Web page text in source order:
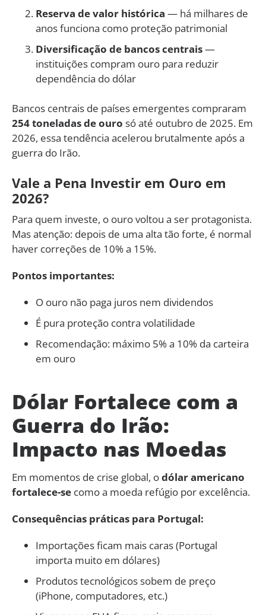
Reserva de valor histórica — há milhares de
anos funciona como proteção patrimonial
Diversificação de bancos centrais—
instituições compram ouro para reduzir
dependência do dólar
Bancos centrais de países emergentes compraram
254 toneladas de ouro só até outubro de 2025. Em
2026, essa tendência acelerou brutalmente após a
guerra do Irão.
Vale a Pena Investir em Ouro em
2026?
Para quem investe, o ouro voltou a ser protagonista.
Mas atenção: depois de uma alta tão forte, é normal
haver correções de 10% a 15%.
Pontos importantes:
O ouro não paga juros nem dividendos
É pura proteção contra volatilidade
Recomendação: máximo 5% a 10% da carteira
em ouro
Dólar Fortalece com a
Guerra do Irão:
Impacto nas Moedas
Em momentos de crise global, odólar americano
fortalece-se como a moeda refúgio por excelência.
Consequências práticas para Portugal:
Importações ficam mais caras (Portugal
importa muito em dólares)
Produtos tecnológicos sobem de preço
(iPhone, computadores, etc.)